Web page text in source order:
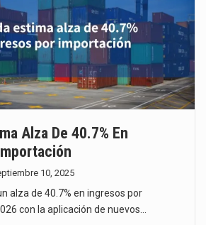
Alza De 40.7% En
10, 2025
alza de 40.7% en ingresos por
con la aplicación de nuevos…